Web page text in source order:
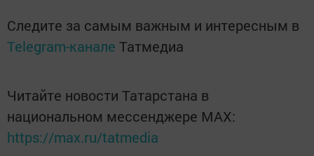
Следите за самым важным и интересным в
Telegram-канале Татмедиа
Читайте новости Татарстана в
национальном мессенджере MАХ:
https://max.ru/tatmedia